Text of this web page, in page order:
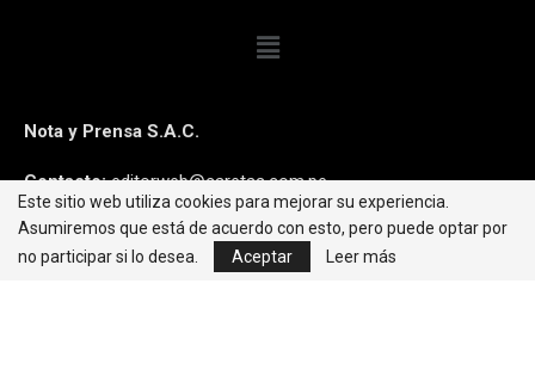
Nota y Prensa S.A.C.
Contacto:editorweb@caretas.com.pe
Síguenos:
Este sitio web utiliza cookies para mejorar su experiencia.
Asumiremos que está de acuerdo con esto, pero puede optar por
no participar si lo desea.
Aceptar Leer más